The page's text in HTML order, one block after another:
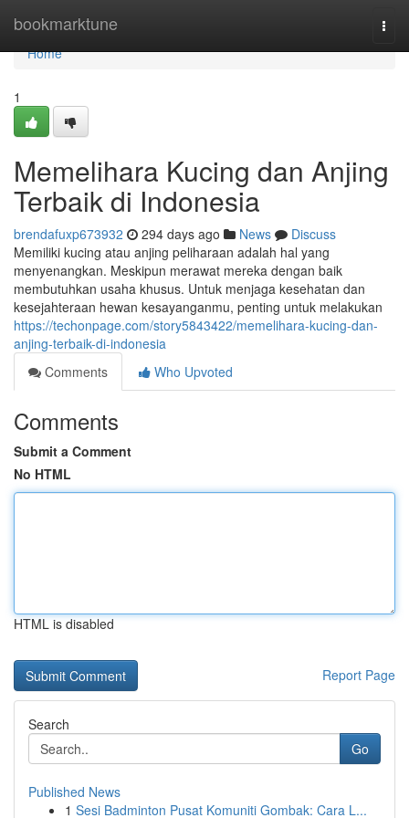
bookmarktune
Home
Home
1
Memelihara Kucing dan Anjing
Terbaik di Indonesia
brendafuxp673932 294 days ago News
Discuss
Memiliki kucing atau anjing peliharaan adalah hal yang
menyenangkan. Meskipun merawat mereka dengan baik
membutuhkan usaha khusus. Untuk menjaga kesehatan dan
kesejahteraan hewan kesayanganmu, penting untuk melakukan
https://techonpage.com/story5843422/memelihara-kucing-dan-
anjing-terbaik-di-indonesia
Comments
Who Upvoted
Comments
Submit a Comment
No HTML
HTML is disabled
Report Page
Search
Go
Published News
1 Sesi Badminton Pusat Komuniti Gombak: Cara L...